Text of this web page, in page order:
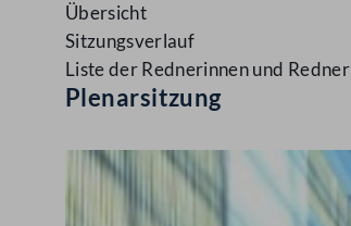
Übersicht
Sitzungsverlauf
Liste der Rednerinnen und Redner
Plenarsitzung